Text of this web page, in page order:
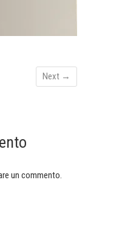
Next →
un commento.